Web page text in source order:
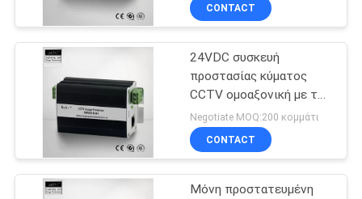
ΈΛΕΓΧΟΣ
ΜΑΣ
ΕΛΆΤΕ
ΕΠΑΦΉ
ΜΕ
Συσκευή
προστασίας
ΣΥΝΕΧΟΥΣ κύματος
CONTACT
24VDC συσκευή
προστασίας κύματος
CCTV ομοαξονική με την
κατάλληλη εγκατάσταση
Negotiate MOQ:200 κομμάτι
CONTACT
Μόνη προστατευμένη